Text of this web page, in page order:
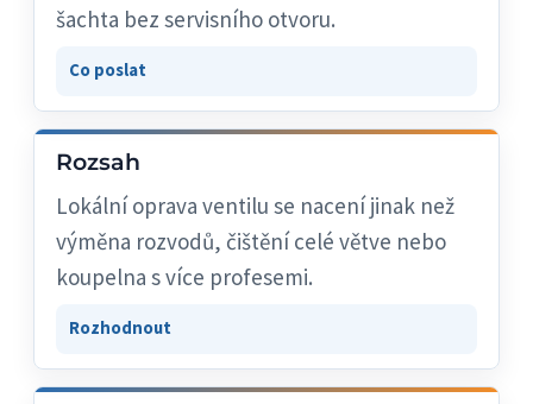
šachta bez servisního otvoru.
Co poslat
Rozsah
Lokální oprava ventilu se nacení jinak než
výměna rozvodů, čištění celé větve nebo
koupelna s více profesemi.
Rozhodnout